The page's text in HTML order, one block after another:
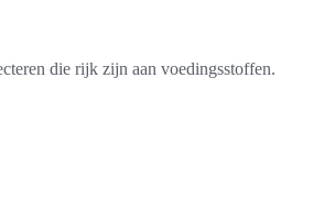
die rijk zijn aan voedingsstoffen.